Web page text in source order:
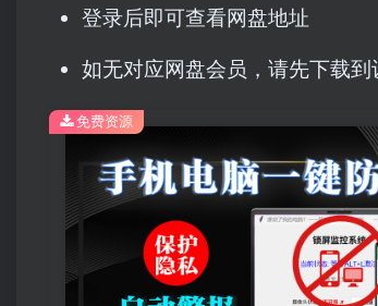
登录后即可查看网盘地址
如无对应网盘会员，请先下载
免费资源